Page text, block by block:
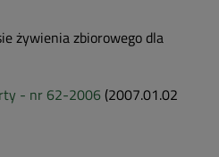
żywienia zbiorowego dla
- nr 62-2006 (2007.01.02